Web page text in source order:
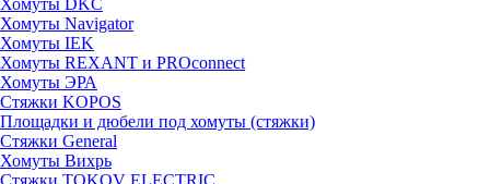
Хомуты DKC
Хомуты Navigator
Хомуты IEK
Хомуты REXANT и PROconnect
Хомуты ЭРА
Стяжки KOPOS
Площадки и дюбели под хомуты (стяжки)
Стяжки General
Хомуты Вихрь
Стяжки TOKOV ELECTRIC